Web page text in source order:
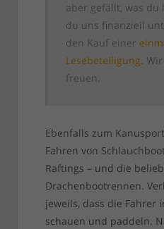
aber gefällt, was du
du uns finanziell
den Kauf einer
Lesebeteiligung.
freuen.
Ebenfalls zum
Fahren von
Raftings – und die
Drachenbootrennen.
jeweils, dass die Fahrer
schauen und paddeln.